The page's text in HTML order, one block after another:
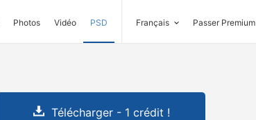
Photos Vidéo PSD Français Passer Premium
Télécharger - 1 crédit !